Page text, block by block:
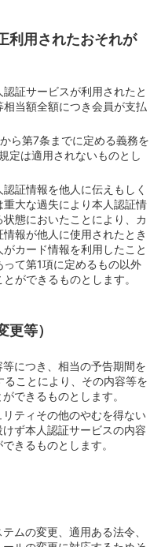
利用されたおそれが
証サービスが利用されたと
当額全額につき会員が支払
ら第7条までに定める義務を
定は適用されないものとし
証情報を他人に伝えもしく
大な過失により本人認証情
態においたことにより、カ
報が他人に使用されたとき
カード情報を利用したこと
て第1項に定めるもの以外
ができるものとします。
等）
につき、相当の予告期間を
ることにより、その内容等を
できるものとします。
ティその他のやむを得ない
ず本人認証サービスの内容
きるものとします。
ムの変更、適用ある法令、